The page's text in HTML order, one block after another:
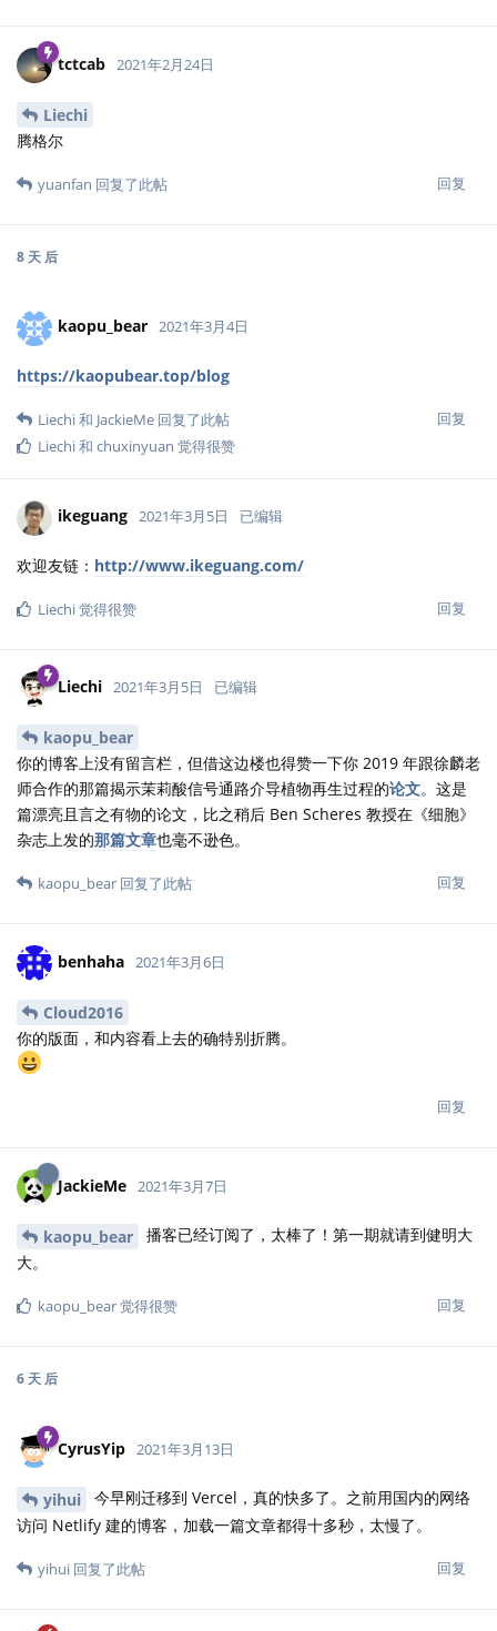
tctcab 2021年2月24日
Liechi
腾格尔
回复
yuanfan 回复了此帖
8 天 后
kaopu_bear 2021年3月4日
https://kaopubear.top/blog
回复
Liechi和 JackieMe 回复了此帖
Liechi和 chuxinyuan 觉得很赞
ikeguang 2021年3月5日 已编辑
欢迎友链： http://www.ikeguang.com/
回复
Liechi觉得很赞
Liechi 2021年3月5日 已编辑
kaopu_bear
你的博客上没有留言栏，但借这边楼也得赞一下你 2019 年跟徐麟老
师合作的那篇揭示茉莉酸信号通路介导植物再生过程的论文。这是
篇漂亮且言之有物的论文，比之稍后 Ben Scheres 教授在《细胞》
杂志上发的那篇文章也毫不逊色。
回复
kaopu_bear 回复了此帖
benhaha 2021年3月6日
Cloud2016
你的版面，和内容看上去的确特别折腾。
回复
JackieMe 2021年3月7日
kaopu_bear
播客已经订阅了，太棒了！第一期就请到健明大
大。
回复
kaopu_bear觉得很赞
6 天 后
CyrusYip 2021年3月13日
yihui
今早刚迁移到 Vercel，真的快多了。之前用国内的网络
访问 Netlify 建的博客，加载一篇文章都得十多秒，太慢了。
回复
yihui 回复了此帖